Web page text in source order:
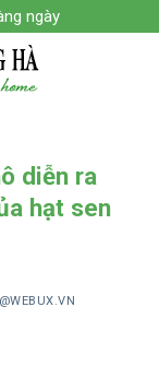
ngày
diễn ra
hạt sen